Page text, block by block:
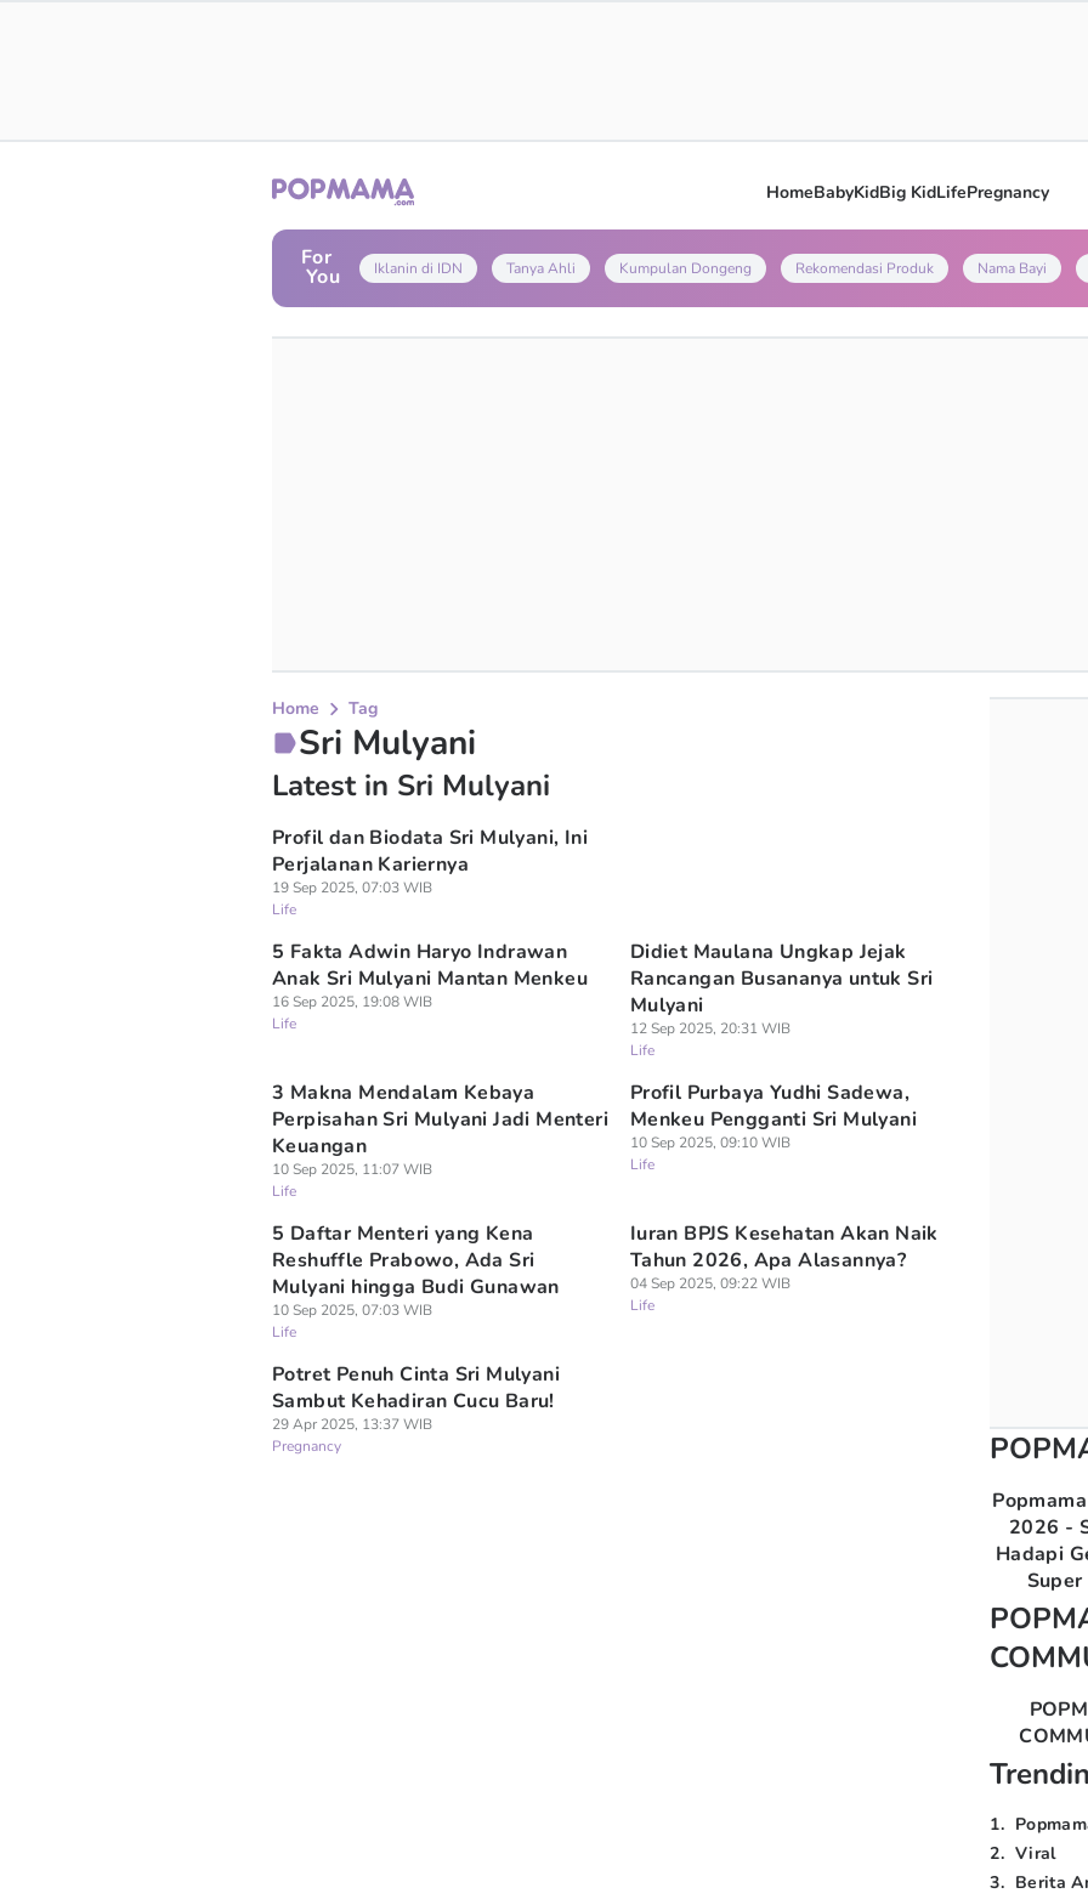
HomeBabyKidBig KidLifePregnancy
For
You Iklanin di IDN Tanya Ahli Kumpulan Dongeng Rekomendasi Produk Nama Bayi
Home Tag
Sri Mulyani
Latest in Sri Mulyani
Profil dan Biodata Sri Mulyani, Ini
Perjalanan Kariernya
19 Sep 2025, 07:03 WIB
Life
5 Fakta Adwin Haryo Indrawan
Anak Sri Mulyani Mantan Menkeu
16 Sep 2025, 19:08 WIB
Life
Didiet Maulana Ungkap Jejak
Rancangan Busananya untuk Sri
Mulyani
12 Sep 2025, 20:31 WIB
Life
3 Makna Mendalam Kebaya
Perpisahan Sri Mulyani Jadi Menteri
Keuangan
10 Sep 2025, 11:07 WIB
Life
Profil Purbaya Yudhi Sadewa,
Menkeu Pengganti Sri Mulyani
10 Sep 2025, 09:10 WIB
Life
5 Daftar Menteri yang Kena
Reshuffle Prabowo, Ada Sri
Mulyani hingga Budi Gunawan
10 Sep 2025, 07:03 WIB
Life
Iuran BPJS Kesehatan Akan Naik
Tahun 2026, Apa Alasannya?
04 Sep 2025, 09:22 WIB
Life
Potret Penuh Cinta Sri Mulyani
Sambut Kehadiran Cucu Baru!
29 Apr 2025, 13:37 WIB
Pregnancy
2026 -
Hadapi
1.
2. Viral
3. Berita